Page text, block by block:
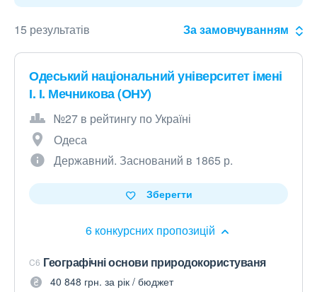
15 результатів За замовчуванням
Одеський національний університет імені
І. І. Мечникова (ОНУ)
№27 в рейтингу по Україні
Одеса
Державний. Заснований в 1865 р.
6 конкурсних пропозицій
Зберегти
C6 Географічні основи природокористуваня
40 848 грн. за рік / бюджет